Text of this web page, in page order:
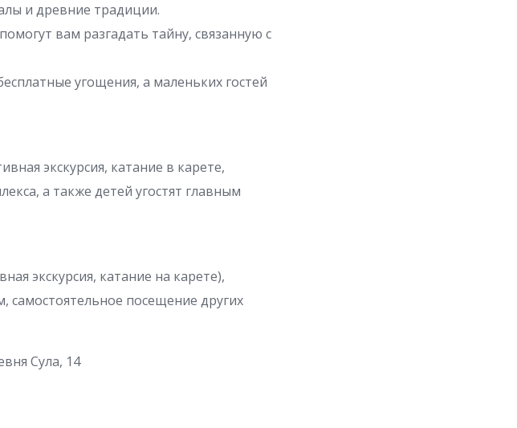
и древние традиции.
вам разгадать тайну, связанную с
угощения, а маленьких гостей
экскурсия, катание в карете,
а также детей угостят главным
экскурсия, катание на карете),
самостоятельное посещение других
Сула, 14